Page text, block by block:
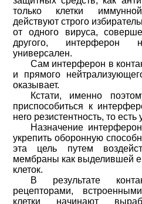
только клетки
действуют строго
от одного вируса,
другого,
универсален.
Сам интерферон в
и прямого
оказывает.
Кстати, именно
приспособиться к
нero резистентность, то есть
Назначение
укрепить оборонную
эта цель путем
мембраны как выделившей
клеток.
В результате
рецепторами,
клетки начинают